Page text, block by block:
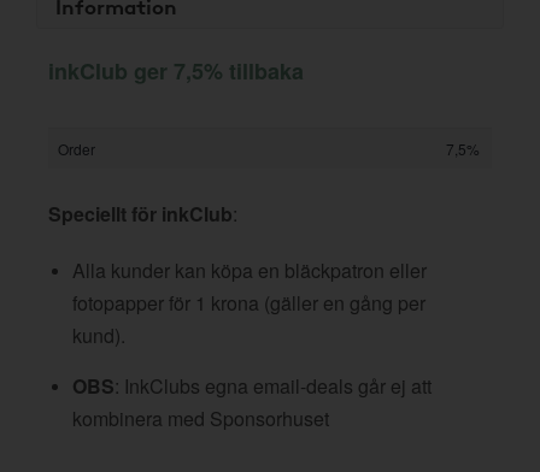
inkClub ger 7,5% tillbaka
Order 7,5%
Speciellt för inkClub:
Alla kunder kan köpa en bläckpatron eller
fotopapper för 1 krona (gäller en gång per
kund).
OBS: InkClubs egna email-deals går ej att
kombinera med Sponsorhuset